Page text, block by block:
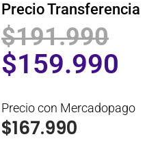
Precio Transferencia
$191.990
$159.990
Precio con Mercadopago
$167.990